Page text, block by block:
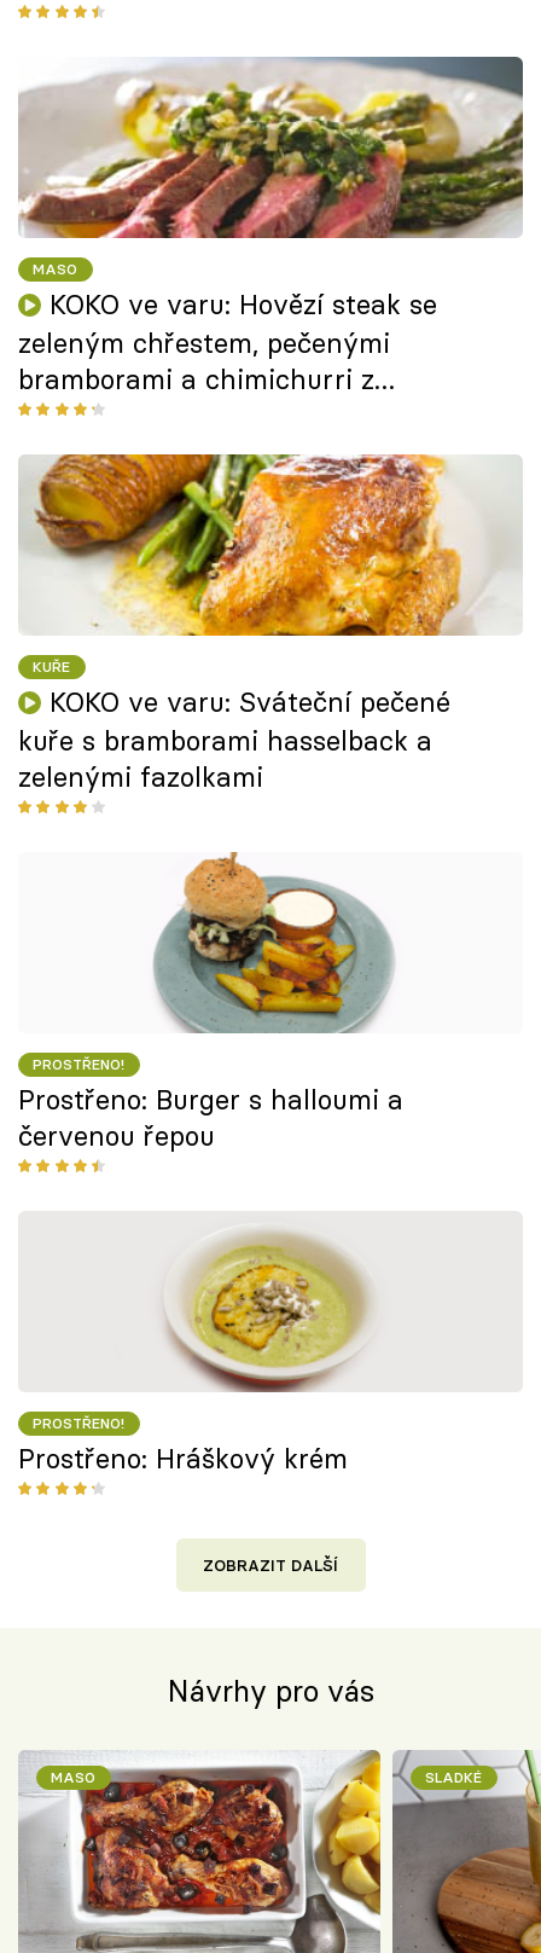
MASO
KOKO ve varu: Hovězí steak se
zeleným chřestem, pečenými
bramborami a chimichurri z
medvědího česneku
KUŘE
KOKO ve varu: Sváteční pečené
kuře s bramborami hasselback a
zelenými fazolkami
PROSTŘENO!
Prostřeno: Burger s halloumi a
červenou řepou
PROSTŘENO!
Prostřeno: Hráškový krém
ZOBRAZIT DALŠÍ
Návrhy pro vás
MASO SLADKÉ